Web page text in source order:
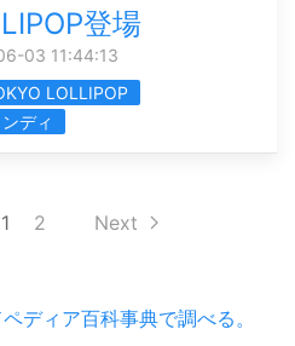
登場
03 11:44:13
LOLLIPOP
ディ
1 2 Next
ディア百科事典で調べる。